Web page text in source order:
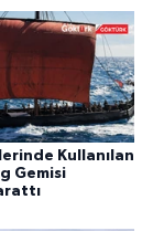
Kullanılan
Gemisi